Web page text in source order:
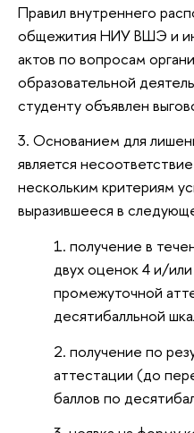
Правил внутреннего
общежития НИУ ВШЭ и
актов по вопросам
образовательной
студенту объявлен
3. Основанием для
является
нескольким критериям
выразившееся в
1. получение в
двух оценок 4 и/или
промежуточной
десятибалльной
2. получение по
аттестации (до
баллов по